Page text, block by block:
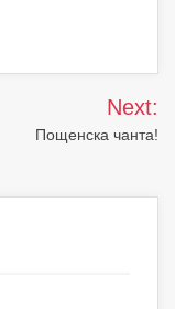
Next:
Пощенска чанта!